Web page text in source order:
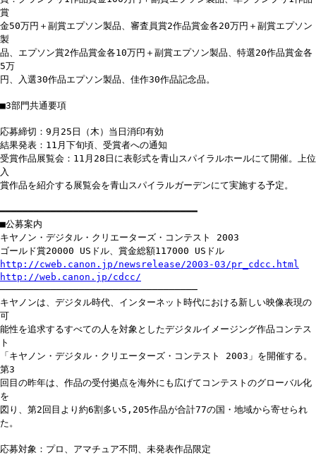
賞
金50万円＋副賞エプソン製品、審査員賞2作品賞金各20万円＋副賞エプソン
製
品、エプソン賞2作品賞金各10万円＋副賞エプソン製品、特選20作品賞金各
5万
円、入選30作品エプソン製品、佳作30作品記念品。
■3部門共通要項
応募締切：9月25日（木）当日消印有効
結果発表：11月下旬頃、受賞者への通知
受賞作品展覧会：11月28日に表彰式を青山スパイラルホールにて開催。上位
入
賞作品を紹介する展覧会を青山スパイラルガーデンにて実施する予定。
━━━━━━━━━━━━━━━━━━━━━━━━━━━━━━━━━━━
■公募案内
キヤノン・デジタル・クリエーターズ・コンテスト 2003
ゴールド賞20000 USドル、賞金総額117000 USドル
http://cweb.canon.jp/newsrelease/2003-03/pr_cdcc.html
http://web.canon.jp/cdcc/
───────────────────────────────────
キヤノンは、デジタル時代、インターネット時代における新しい映像表現の
可
能性を追求するすべての人を対象としたデジタルイメージング作品コンテス
ト
「キヤノン・デジタル・クリエーターズ・コンテスト 2003」を開催する。
第3
回目の昨年は、作品の受付拠点を海外にも広げてコンテストのグローバル化
を
図り、第2回目より約6割多い5,205作品が合計77の国・地域から寄せられ
た。
応募対象：プロ、アマチュア不問、未発表作品限定